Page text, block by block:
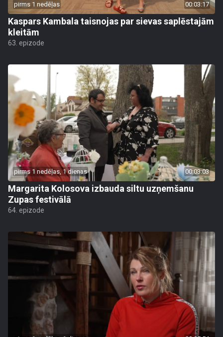
pirms 1 nedēļas 00:03:17
Kaspars Kambala taisnojas par sievas saplēstajām
kleitām
63. epizode
pirms 1 nedēļas, 1 dienas 00:03:03
Margarita Kolosova izbauda siltu uzņemšanu
Zupas festivālā
64. epizode